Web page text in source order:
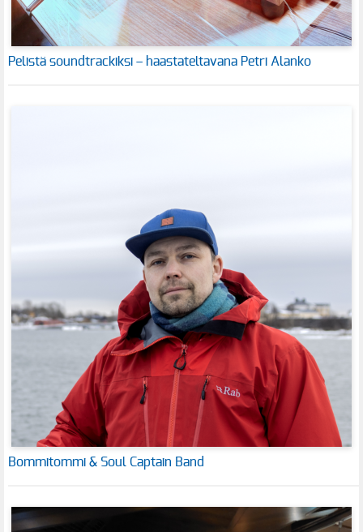
Pelistä soundtrackiksi – haastateltavana Petri Alanko
Bommitommi & Soul Captain Band